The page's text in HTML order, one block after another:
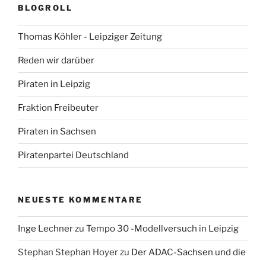
BLOGROLL
Thomas Köhler - Leipziger Zeitung
Reden wir darüber
Piraten in Leipzig
Fraktion Freibeuter
Piraten in Sachsen
Piratenpartei Deutschland
NEUESTE KOMMENTARE
Inge Lechnerzu Tempo 30 -Modellversuch in Leipzig
Stephan Stephan Hoyerzu Der ADAC-Sachsen und die